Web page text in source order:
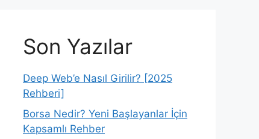
Son Yazılar
Deep Web’e Nasıl Girilir? [2025
Rehberi]
Borsa Nedir? Yeni Başlayanlar İçin
Kapsamlı Rehber